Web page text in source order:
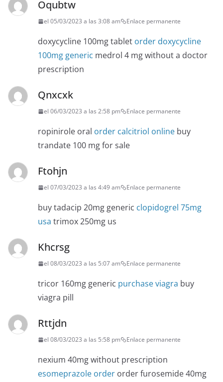
Oqubtw
el 05/03/2023 a las 3:08 am Enlace permanente
doxycycline 100mg tablet order doxycycline
100mg generic medrol 4 mg without a doctor
prescription
Qnxcxk
el 06/03/2023 a las 2:58 pm Enlace permanente
ropinirole oral order calcitriol online buy
trandate 100 mg for sale
Ftohjn
el 07/03/2023 a las 4:49 am Enlace permanente
buy tadacip 20mg generic clopidogrel 75mg
usa trimox 250mg us
Khcrsg
el 08/03/2023 a las 5:07 am Enlace permanente
tricor 160mg generic purchase viagra buy
viagra pill
Rttjdn
el 08/03/2023 a las 5:58 pm Enlace permanente
nexium 40mg without prescription
esomeprazole order order furosemide 40mg